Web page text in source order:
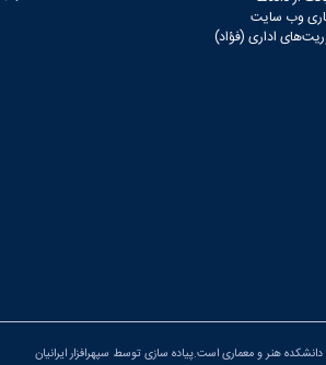
وب‌ سایت
اداری (فؤاد)
دانشکده هنر و معماری است.پیاده سازی توسط سپهرافزار ایرانیان